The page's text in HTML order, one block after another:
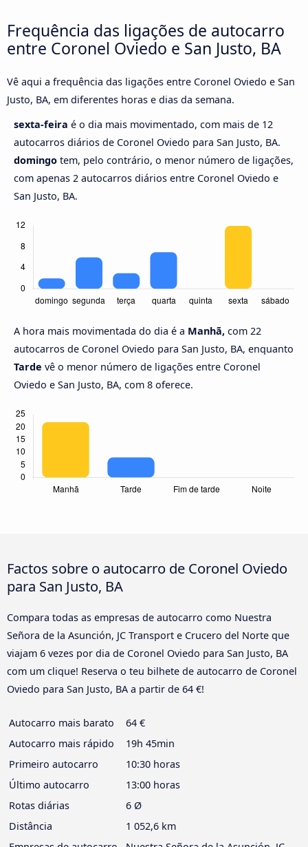
Frequência das ligações de autocarro
entre Coronel Oviedo e San Justo, BA
Vê aqui a frequência das ligações entre Coronel Oviedo e San
Justo, BA, em diferentes horas e dias da semana.
sexta-feira é o dia mais movimentado, com mais de 12
autocarros diários de Coronel Oviedo para San Justo, BA.
domingo tem, pelo contrário, o menor número de ligações,
com apenas 2 autocarros diários entre Coronel Oviedo e
San Justo, BA.
A hora mais movimentada do dia é a Manhã, com 22
autocarros de Coronel Oviedo para San Justo, BA, enquanto
Tarde vê o menor número de ligações entre Coronel
Oviedo e San Justo, BA, com 8 oferece.
Factos sobre o autocarro de Coronel Oviedo
para San Justo, BA
Compara todas as empresas de autocarro como Nuestra
Señora de la Asunción, JC Transport e Crucero del Norte que
viajam 6 vezes por dia de Coronel Oviedo para San Justo, BA
com um clique! Reserva o teu bilhete de autocarro de Coronel
Oviedo para San Justo, BA a partir de 64 €!
Autocarro mais barato
64 €
Autocarro mais rápido
19h 45min
Primeiro autocarro
10:30 horas
Último autocarro
13:00 horas
Rotas diárias
6 Ø
Distância
1 052,6 km